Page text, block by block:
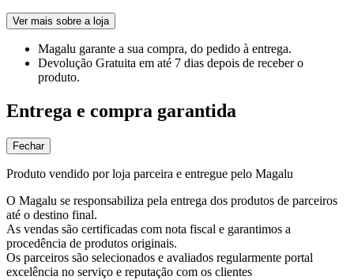
Ver mais sobre a loja
Magalu garante a sua compra, do pedido à entrega.
Devolução Gratuita em até 7 dias depois de receber o
produto.
Entrega e compra garantida
Fechar
Produto vendido por loja parceira e entregue pelo Magalu
O Magalu se responsabiliza pela entrega dos produtos de parceiros
até o destino final.
As vendas são certificadas com nota fiscal e garantimos a
procedência de produtos originais.
Os parceiros são selecionados e avaliados regularmente portal
excelência no serviço e reputação com os clientes